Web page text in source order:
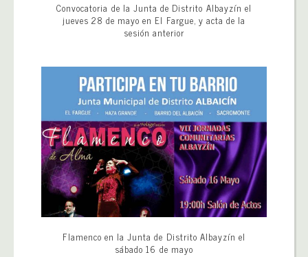
Convocatoria de la Junta de Distrito Albayzín el
jueves 28 de mayo en El Fargue, y acta de la
sesión anterior
Flamenco en la Junta de Distrito Albayzín el
sábado 16 de mayo